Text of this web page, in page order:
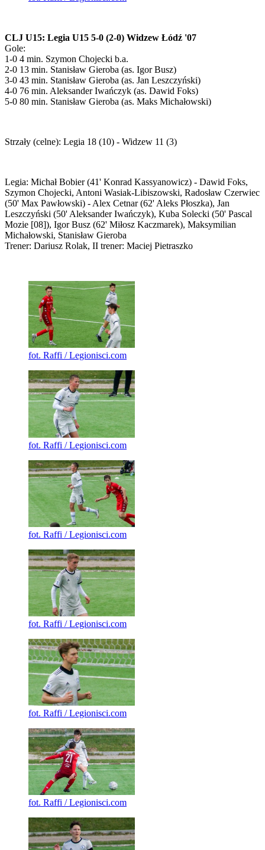
CLJ U15: Legia U15 5-0 (2-0) Widzew Łódź '07
Gole:
1-0 4 min. Szymon Chojecki b.a.
2-0 13 min. Stanisław Gieroba (as. Igor Busz)
3-0 43 min. Stanisław Gieroba (as. Jan Leszczyński)
4-0 76 min. Aleksander Iwańczyk (as. Dawid Foks)
5-0 80 min. Stanisław Gieroba (as. Maks Michałowski)
Strzały (celne): Legia 18 (10) - Widzew 11 (3)
Legia: Michał Bobier (41' Konrad Kassyanowicz) - Dawid Foks,
Szymon Chojecki, Antoni Wasiak-Libiszowski, Radosław Czerwiec
(50' Max Pawłowski) - Alex Cetnar (62' Aleks Płoszka), Jan
Leszczyński (50' Aleksander Iwańczyk), Kuba Solecki (50' Pascal
Mozie [08]), Igor Busz (62' Miłosz Kaczmarek), Maksymilian
Michałowski, Stanisław Gieroba
Trener: Dariusz Rolak, II trener: Maciej Pietraszko
fot. Raffi / Legionisci.com
fot. Raffi / Legionisci.com
fot. Raffi / Legionisci.com
fot. Raffi / Legionisci.com
fot. Raffi / Legionisci.com
fot. Raffi / Legionisci.com